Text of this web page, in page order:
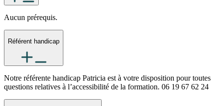
Aucun prérequis.
Référent handicap
Notre référente handicap Patricia est à votre disposition pour toutes
questions relatives à l’accessibilité de la formation. 06 19 67 62 24